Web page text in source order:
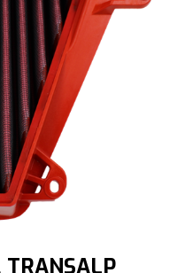
TRANSALP